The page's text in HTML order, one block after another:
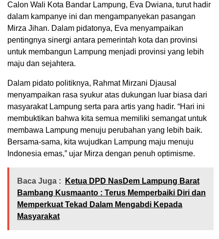
Calon Wali Kota Bandar Lampung, Eva Dwiana, turut hadir
dalam kampanye ini dan mengampanyekan pasangan
Mirza Jihan. Dalam pidatonya, Eva menyampaikan
pentingnya sinergi antara pemerintah kota dan provinsi
untuk membangun Lampung menjadi provinsi yang lebih
maju dan sejahtera.
Dalam pidato politiknya, Rahmat Mirzani Djausal
menyampaikan rasa syukur atas dukungan luar biasa dari
masyarakat Lampung serta para artis yang hadir. “Hari ini
membuktikan bahwa kita semua memiliki semangat untuk
membawa Lampung menuju perubahan yang lebih baik.
Bersama-sama, kita wujudkan Lampung maju menuju
Indonesia emas,” ujar Mirza dengan penuh optimisme.
Baca Juga :
Ketua DPD NasDem Lampung Barat
Bambang Kusmaanto : Terus Memperbaiki Diri dan
Memperkuat Tekad Dalam Mengabdi Kepada
Masyarakat